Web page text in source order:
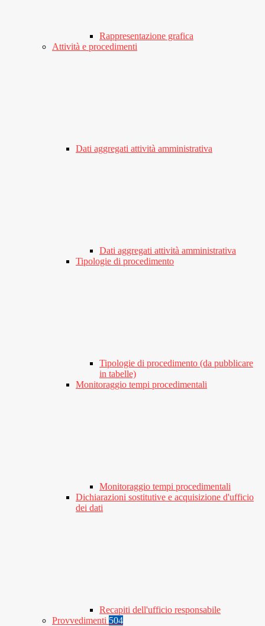
Rappresentazione grafica
Attività e procedimenti
Dati aggregati attività amministrativa
Dati aggregati attività amministrativa
Tipologie di procedimento
Tipologie di procedimento (da pubblicare
in tabelle)
Monitoraggio tempi procedimentali
Monitoraggio tempi procedimentali
Dichiarazioni sostitutive e acquisizione d'ufficio
dei dati
Recapiti dell'ufficio responsabile
Provvedimenti 504